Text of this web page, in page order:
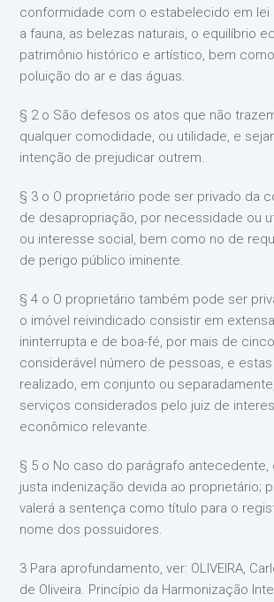
conformidade com o estabelecido em lei
a fauna, as belezas naturais, o equilíbrio
patrimônio histórico e artístico, bem
poluição do ar e das águas.
§ 2 o São defesos os atos que não
qualquer comodidade, ou utilidade, e
intenção de prejudicar outrem.
§ 3 o O proprietário pode ser privado da
de desapropriação, por necessidade ou
ou interesse social, bem como no de
de perigo público iminente.
§ 4 o O proprietário também pode ser
o imóvel reivindicado consistir em
ininterrupta e de boa-fé, por mais de
considerável número de pessoas, e
realizado, em conjunto ou
serviços considerados pelo juiz de
econômico relevante.
§ 5 o No caso do parágrafo antecedente,
justa indenização devida ao proprietário;
valerá a sentença como título para o
nome dos possuidores.
3 Para aprofundamento, ver: OLIVEIRA,
de Oliveira. Princípio da Harmonização